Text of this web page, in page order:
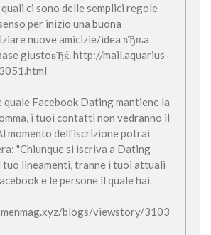
ci sono delle semplici regole
per inizio una buona
nuove amicizie/idea вЂњa
giustoвЂќ. http://mail.aquarius-
quale Facebook Dating mantiene la
i tuoi contatti non vedranno il
momento dell'iscrizione potrai
"Chiunque si iscriva a Dating
lineamenti, tranne i tuoi attuali
e le persone il quale hai
blogs/viewstory/3103